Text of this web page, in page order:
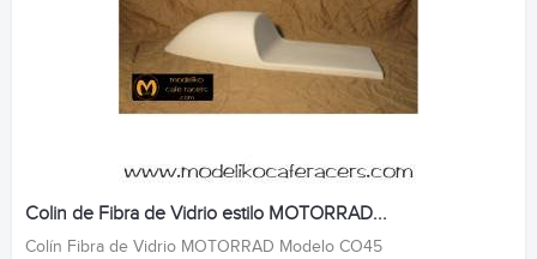
Colin de Fibra de Vidrio estilo MOTORRAD...
Colín Fibra de Vidrio MOTORRAD Modelo CO45